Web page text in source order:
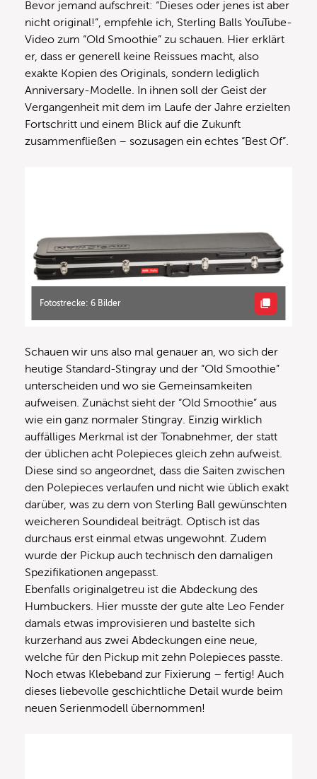
Bevor jemand aufschreit: “Dieses oder jenes ist aber
nicht original!”, empfehle ich, Sterling Balls YouTube-
Video zum “Old Smoothie” zu schauen. Hier erklärt
er, dass er generell keine Reissues macht, also
exakte Kopien des Originals, sondern lediglich
Anniversary-Modelle. In ihnen soll der Geist der
Vergangenheit mit dem im Laufe der Jahre erzielten
Fortschritt und einem Blick auf die Zukunft
zusammenfließen – sozusagen ein echtes “Best Of”.
Fotostrecke: 6 Bilder
Schauen wir uns also mal genauer an, wo sich der
heutige Standard-Stingray und der “Old Smoothie”
unterscheiden und wo sie Gemeinsamkeiten
aufweisen. Zunächst sieht der “Old Smoothie” aus
wie ein ganz normaler Stingray. Einzig wirklich
auffälliges Merkmal ist der Tonabnehmer, der statt
der üblichen acht Polepieces gleich zehn aufweist.
Diese sind so angeordnet, dass die Saiten zwischen
den Polepieces verlaufen und nicht wie üblich exakt
darüber, was zu dem von Sterling Ball gewünschten
weicheren Soundideal beiträgt. Optisch ist das
durchaus erst einmal etwas ungewohnt. Zudem
wurde der Pickup auch technisch den damaligen
Spezifikationen angepasst.
Ebenfalls originalgetreu ist die Abdeckung des
Humbuckers. Hier musste der gute alte Leo Fender
damals etwas improvisieren und bastelte sich
kurzerhand aus zwei Abdeckungen eine neue,
welche für den Pickup mit zehn Polepieces passte.
Noch etwas Klebeband zur Fixierung – fertig! Auch
dieses liebevolle geschichtliche Detail wurde beim
neuen Serienmodell übernommen!